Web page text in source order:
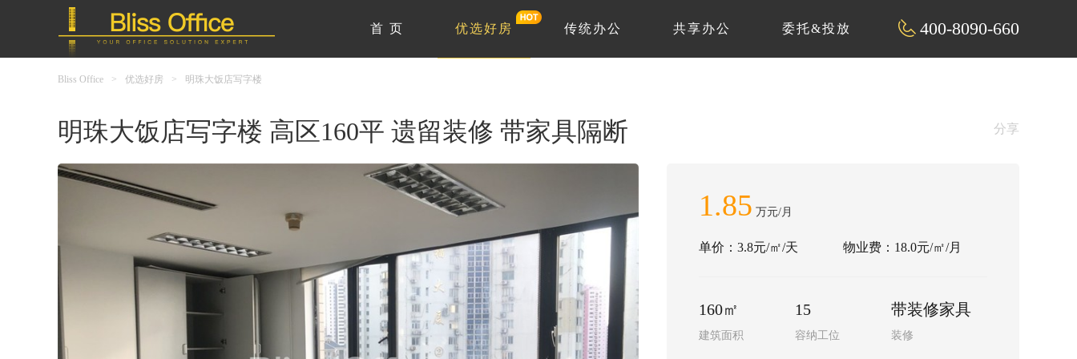
400-8090-660
首 页 优选好房 传统办公 共享办公 委托&投放
Bliss Office > 优选好房 > 明珠大饭店写字楼
明珠大饭店写字楼 高区160平 遗留装修 带家具隔断 分享
1.85 万元/月
单价：3.8元/㎡/天 物业费：18.0元/㎡/月
160㎡
建筑面积
15
容纳工位
带装修家具
装修